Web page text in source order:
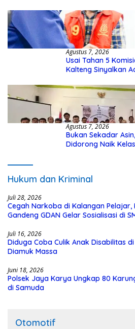
Agustus 7, 2026
Usai Tahan 5
Kalteng Sinyalkan
Agustus 7, 2026
Bukan Sekadar
Didorong Naik Kelas
Hukum dan Kriminal
Juli 28, 2026
Cegah Narkoba di Kalangan Pelajar,
Gandeng GDAN Gelar Sosialisasi di
Juli 16, 2026
Diduga Coba Culik Anak Disabilitas
Diamuk Massa
Juni 18, 2026
Polsek Jaya Karya Ungkap 80
di Samuda
Otomotif